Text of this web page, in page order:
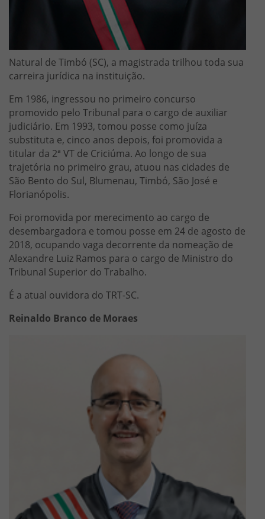
Natural de Timbó (SC), a magistrada trilhou toda sua
carreira jurídica na instituição.
Em 1986, ingressou no primeiro concurso
promovido pelo Tribunal para o cargo de auxiliar
judiciário. Em 1993, tomou posse como juíza
substituta e, cinco anos depois, foi promovida a
titular da 2ª VT de Criciúma. Ao longo de sua
trajetória no primeiro grau, atuou nas cidades de
São Bento do Sul, Blumenau, Timbó, São José e
Florianópolis.
Foi promovida por merecimento ao cargo de
desembargadora e tomou posse em 24 de agosto de
2018, ocupando vaga decorrente da nomeação de
Alexandre Luiz Ramos para o cargo de Ministro do
Tribunal Superior do Trabalho.
É a atual ouvidora do TRT-SC.
Reinaldo Branco de Moraes